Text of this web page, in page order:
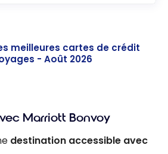
meilleures cartes de crédit
- Août 2026
Marriott Bonvoy
destination accessible avec